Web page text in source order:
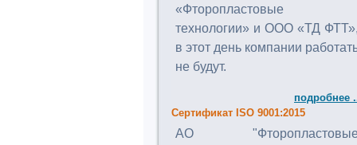
«Фторопластовые
технологии» и ООО «ТД ФТТ»,
в этот день компании
не будут.
подробнее
Сертификат ISO 9001:2015
АО "Фторопластовые